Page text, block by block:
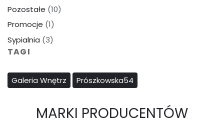
Pozostałe (10)
Promocje (1)
Sypialnia (3)
TAGI
Galeria Wnętrz Prószkowska54
MARKI PRODUCENTÓW